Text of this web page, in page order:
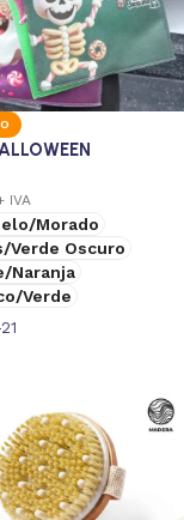
IVA
Morado
Verde Oscuro
Naranja
Verde